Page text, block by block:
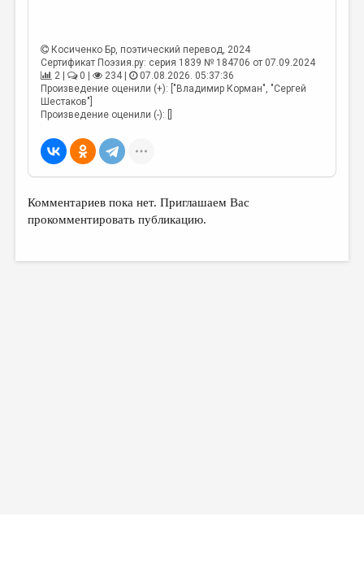
Косиченко Бр, поэтический перевод, 2024
Сертификат Поэзия.ру: серия 1839 № 184706 от 07.09.2024
2 |
0 | 234 |
07.08.2026. 05:37:36
Произведение оценили (+): ["Владимир Корман", "Сергей
Шестаков"]
Произведение оценили (-): []
Комментариев пока нет. Приглашаем Вас
прокомментировать публикацию.